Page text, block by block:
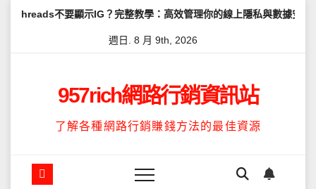
示IG？完整教學：高效管理你的線上隱私與數據安全 怎麼讓
週日. 8 月 9th, 2026
957rich網路行銷資訊站
了解各種網路行銷賺錢方法的最佳資源